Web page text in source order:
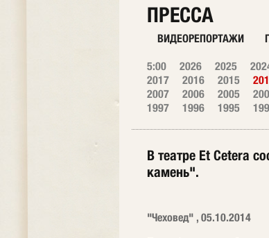
ПРЕССА
ВИДЕОРЕПОРТАЖИ
5:00 2026 2025
2017
2016 2015
2007
2006 2005
1997
1996 1995
В театре Et Cetera
камень".
"Чеховед" , 05.10.2014